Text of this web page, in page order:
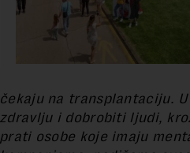
čekaju na transplantaciju.
zdravlju i dobrobiti ljudi,
prati osobe koje imaju